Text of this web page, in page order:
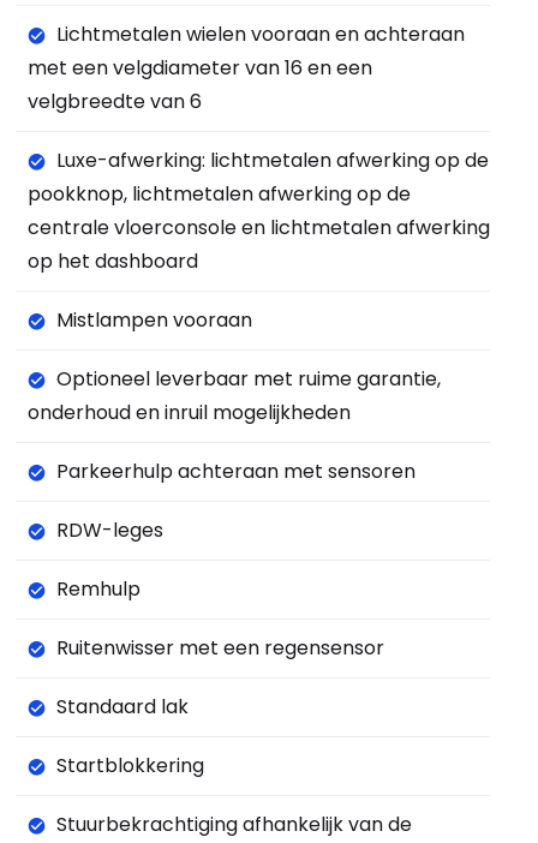
Lichtmetalen wielen vooraan en achteraan
met een velgdiameter van 16 en een
velgbreedte van 6
Luxe-afwerking: lichtmetalen afwerking op de
pookknop, lichtmetalen afwerking op de
centrale vloerconsole en lichtmetalen afwerking
op het dashboard
Mistlampen vooraan
Optioneel leverbaar met ruime garantie,
onderhoud en inruil mogelijkheden
Parkeerhulp achteraan met sensoren
RDW-leges
Remhulp
Ruitenwisser met een regensensor
Standaard lak
Startblokkering
Stuurbekrachtiging afhankelijk van de